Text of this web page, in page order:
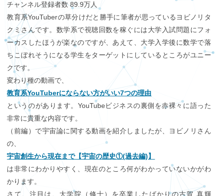
Avaグループの概要
チャンネル登録者数 89.9万人
教育系YouTuberの草分けだと勝手に筆者が思っているヨビノリタ
クミさんです。数学系で視聴回数を稼ぐには大学入試問題にフォ
ーカスしたほうが楽なのですが、あえて、大学入学後に数学で落
ちこぼれそうになる学生をターゲットにしているところがユニー
クです。
変わり種の動画で、
教育系YouTuberにならない方がいい7つの理由
というのがあります。YouTubeビジネスの裏側を赤裸々に語った
非常に貴重な内容です。
（前編）で宇宙論に関する動画を紹介しましたが、ヨビノリさん
の、
宇宙創生から現在まで【宇宙の歴史①(過去編)】
は非常にわかりやすく、現在のところ何がわかっていないかがわ
かります。
さて、注目は、大学院（修士）を卒業したばかりの古賀 真輝